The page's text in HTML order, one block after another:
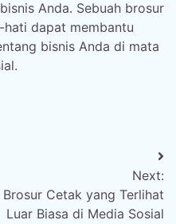
Anda. Sebuah brosur
dapat membantu
bisnis Anda di mata
Next:
Brosur Cetak yang Terlihat
Luar Biasa di Media Sosial